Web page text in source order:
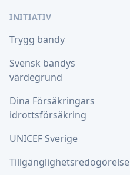
INITIATIV
Trygg bandy
Svensk bandys
värdegrund
Dina Försäkringars
idrottsförsäkring
UNICEF Sverige
Tillgänglighetsredogörelse